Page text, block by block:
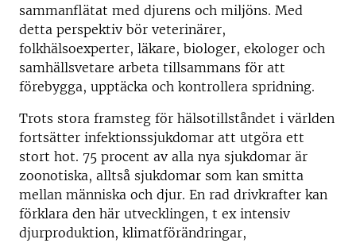
sammanflätat med djurens och miljöns. Med
detta perspektiv bör veterinärer,
folkhälsoexperter, läkare, biologer, ekologer och
samhällsvetare arbeta tillsammans för att
förebygga, upptäcka och kontrollera spridning.
Trots stora framsteg för hälsotillståndet i världen
fortsätter infektionssjukdomar att utgöra ett
stort hot. 75 procent av alla nya sjukdomar är
zoonotiska, alltså sjukdomar som kan smitta
mellan människa och djur. En rad drivkrafter kan
förklara den här utvecklingen, t ex intensiv
djurproduktion, klimatförändringar,